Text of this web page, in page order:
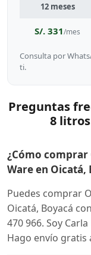
12 meses
S/. 331/mes
Consulta por
ti.
Preguntas
8
¿Cómo comprar
Ware en Oicatá,
Puedes comprar
Oicatá, Boyacá
470 966. Soy
Hago envío gratis